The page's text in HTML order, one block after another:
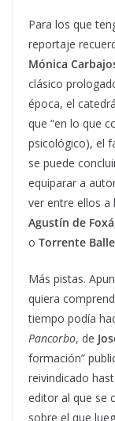
Para los que
reportaje
Mónica
clásico
época, el
que “en lo que
psicológico), el
se puede
equiparar a
ver entre ellos a
Agustín de Foxá
o Torrente
Más pistas.
quiera
tiempo podía
Pancorbo, de
formación”
reivindicado
editor al que se
sobre el que